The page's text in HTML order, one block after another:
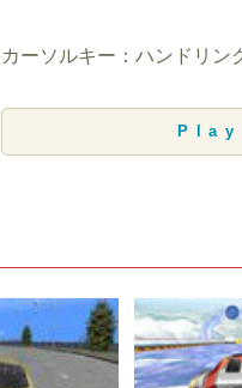
カーソルキー：ハンドリン